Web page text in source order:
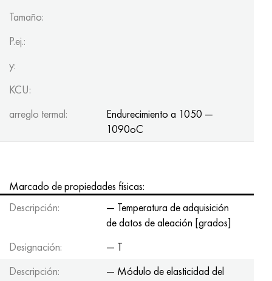
Tamaño:
P.ej.:
y:
KCU:
arreglo termal:
Endurecimiento a 1050 —
1090oC
Marcado de propiedades físicas:
Descripción:
— Temperatura de adquisición
de datos de aleación [grados]
Designación:
— T
Descripción:
— Módulo de elasticidad del